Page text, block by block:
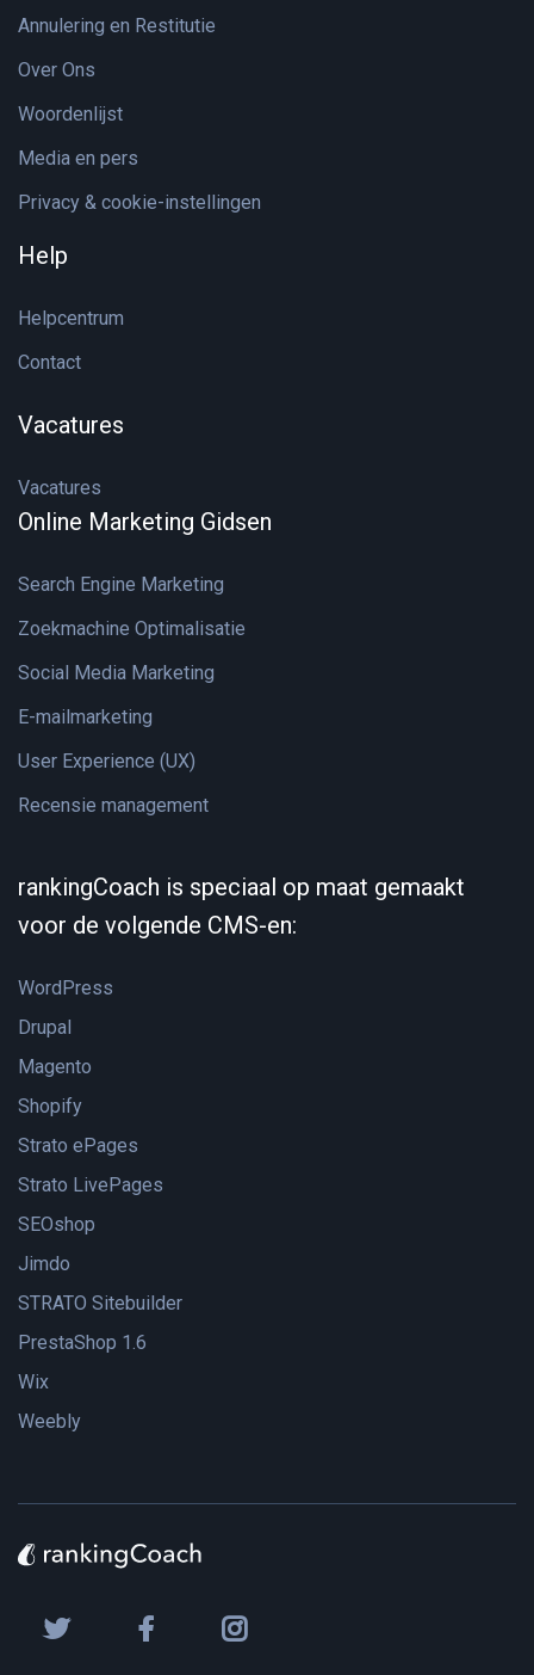
Annulering en Restitutie
Over Ons
Woordenlijst
Media en pers
Privacy & cookie-instellingen
Help
Helpcentrum
Contact
Vacatures
Vacatures
Online Marketing Gidsen
Search Engine Marketing
Zoekmachine Optimalisatie
Social Media Marketing
E-mailmarketing
User Experience (UX)
Recensie management
rankingCoach is speciaal op maat gemaakt
voor de volgende CMS-en:
WordPress
Drupal
Magento
Shopify
Strato ePages
Strato LivePages
SEOshop
Jimdo
STRATO Sitebuilder
PrestaShop 1.6
Wix
Weebly